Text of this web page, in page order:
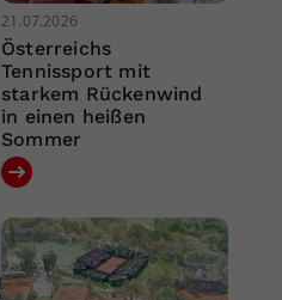
21.07.2026
Österreichs
Tennissport mit
starkem Rückenwind
in einen heißen
Sommer